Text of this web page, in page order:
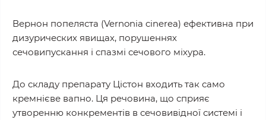
Вернон попеляста (Vernonia cinerea) ефективна при
дизурических явищах, порушеннях
сечовипускання і спазмі сечового міхура.
До складу препарату Цістон входить так само
кремнієве вапно. Ця речовина, що сприяє
утворенню конкрементів в сечовивідної системі і